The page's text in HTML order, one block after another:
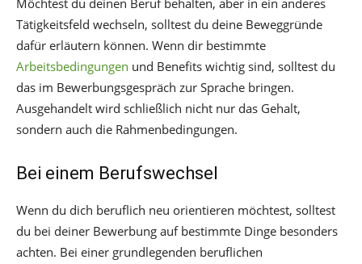
Möchtest du deinen Beruf behalten, aber in ein anderes
Tätigkeitsfeld wechseln, solltest du deine Beweggründe
dafür erläutern können. Wenn dir bestimmte
Arbeitsbedingungen und Benefits wichtig sind, solltest du
das im Bewerbungsgespräch zur Sprache bringen.
Ausgehandelt wird schließlich nicht nur das Gehalt,
sondern auch die Rahmenbedingungen.
Bei einem Berufswechsel
Wenn du dich beruflich neu orientieren möchtest, solltest
du bei deiner Bewerbung auf bestimmte Dinge besonders
achten. Bei einer grundlegenden beruflichen